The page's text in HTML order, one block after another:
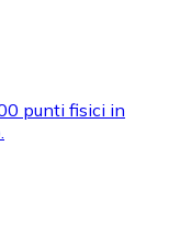
punti fisici in